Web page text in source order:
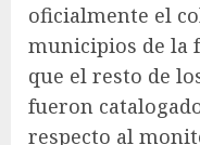
oficialmente el
municipios de la
que el resto de
fueron
respecto al